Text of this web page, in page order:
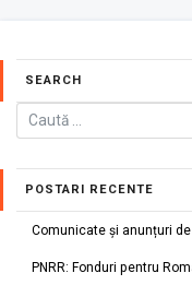
SEARCH
POSTARI RECENTE
Comunicate și anunțuri de
PNRR: Fonduri pentru